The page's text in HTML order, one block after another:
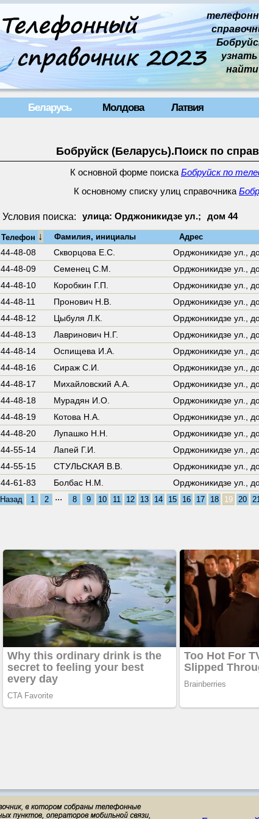
узнать
найти
Беларусь Молдова Латвия
Бобруйск (Беларусь).Поиск по
К основной форме поиска Бобруйск по
К основному списку улиц справочника
Условия поиска: улица: Орджоникидзе ул.; дом 44
Телефон ↓ Фамилия, инициалы Адрес
44-48-08 Скворцова Е.С. Орджоникидзе ул.,
44-48-09
Семенец С.М. Орджоникидзе ул.,
44-48-10
Коробкин Г.П. Орджоникидзе ул.,
44-48-11
Пронович Н.В. Орджоникидзе ул.,
44-48-12
Цыбуля Л.К. Орджоникидзе ул.,
44-48-13
Лавринович Н.Г. Орджоникидзе ул.,
44-48-14
Оспищева И.А. Орджоникидзе ул.,
44-48-16
Сираж С.И. Орджоникидзе ул.,
44-48-17
Михайловский А.А. Орджоникидзе ул.,
44-48-18
Мурадян И.О. Орджоникидзе ул.,
44-48-19
Котова Н.А. Орджоникидзе ул.,
44-48-20
Лупашко Н.Н. Орджоникидзе ул.,
44-55-14
Лапей Г.И. Орджоникидзе ул.,
44-55-15
СТУЛЬСКАЯ В.В. Орджоникидзе ул.,
44-61-83
Болбас Н.М. Орджоникидзе ул.,
Назад 1 2 ... 8 9 10 11 12 13 14 15 16 17 18 19 20